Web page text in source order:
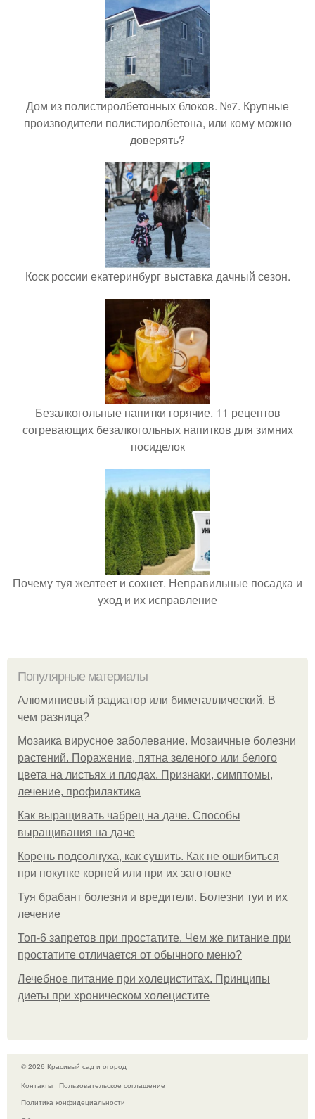
Дом из полистиролбетонных блоков. №7. Крупные
производители полистиролбетона, или кому можно
доверять?
Коск россии екатеринбург выставка дачный сезон.
Безалкогольные напитки горячие. 11 рецептов
согревающих безалкогольных напитков для зимних
посиделок
Почему туя желтеет и сохнет. Неправильные посадка и
уход и их исправление
Популярные материалы
Алюминиевый радиатор или биметаллический. В
чем разница?
Мозаика вирусное заболевание. Мозаичные болезни
растений. Поражение, пятна зеленого или белого
цвета на листьях и плодах. Признаки, симптомы,
лечение, профилактика
Как выращивать чабрец на даче. Способы
выращивания на даче
Корень подсолнуха, как сушить. Как не ошибиться
при покупке корней или при их заготовке
Туя брабант болезни и вредители. Болезни туи и их
лечение
Топ-6 запретов при простатите. Чем же питание при
простатите отличается от обычного меню?
Лечебное питание при холециститах. Принципы
диеты при хроническом холецистите
© 2026 Красивый сад и огород
Контакты
Пользовательское соглашение
Политика конфидециальности